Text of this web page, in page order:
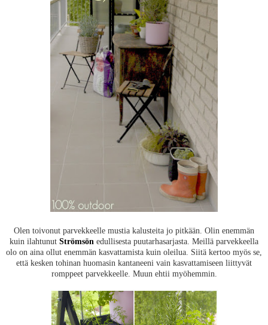
Olen toivonut parvekkeelle mustia kalusteita jo pitkään. Olin enemmän
kuin ilahtunut Strömsön edullisesta puutarhasarjasta. Meillä parvekkeella
olo on aina ollut enemmän kasvattamista kuin oleilua. Siitä kertoo myös se,
että kesken tohinan huomasin kantaneeni vain kasvattamiseen liittyvät
romppeet parvekkeelle. Muun ehtii myöhemmin.